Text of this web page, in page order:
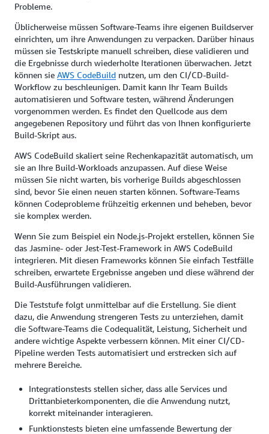
Probleme.
Üblicherweise müssen Software-Teams ihre eigenen Buildserver
einrichten, um ihre Anwendungen zu verpacken. Darüber hinaus
müssen sie Testskripte manuell schreiben, diese validieren und
die Ergebnisse durch wiederholte Iterationen überwachen. Jetzt
können sie AWS CodeBuild nutzen, um den CI/CD-Build-
Workflow zu beschleunigen. Damit kann Ihr Team Builds
automatisieren und Software testen, während Änderungen
vorgenommen werden. Es findet den Quellcode aus dem
angegebenen Repository und führt das von Ihnen konfigurierte
Build-Skript aus.
AWS CodeBuild skaliert seine Rechenkapazität automatisch, um
sie an Ihre Build-Workloads anzupassen. Auf diese Weise
müssen Sie nicht warten, bis vorherige Builds abgeschlossen
sind, bevor Sie einen neuen starten können. Software-Teams
können Codeprobleme frühzeitig erkennen und beheben, bevor
sie komplex werden.
Wenn Sie zum Beispiel ein Node.js-Projekt erstellen, können Sie
das Jasmine- oder Jest-Test-Framework in AWS CodeBuild
integrieren. Mit diesen Frameworks können Sie einfach Testfälle
schreiben, erwartete Ergebnisse angeben und diese während der
Build-Ausführungen validieren.
Die Teststufe folgt unmittelbar auf die Erstellung. Sie dient
dazu, die Anwendung strengeren Tests zu unterziehen, damit
die Software-Teams die Codequalität, Leistung, Sicherheit und
andere wichtige Aspekte verbessern können. Mit einer CI/CD-
Pipeline werden Tests automatisiert und erstrecken sich auf
mehrere Bereiche.
Integrationstests stellen sicher, dass alle Services und
Drittanbieterkomponenten, die die Anwendung nutzt,
korrekt miteinander interagieren.
Funktionstests bieten eine umfassende Bewertung der